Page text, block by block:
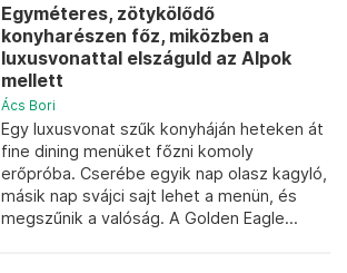
Egyméteres, zötykölődő
konyharészen főz, miközben a
luxusvonattal elszáguld az Alpok
mellett
Ács Bori
Egy luxusvonat szűk konyháján heteken át
fine dining menüket főzni komoly
erőpróba. Cserébe egyik nap olasz kagyló,
másik nap svájci sajt lehet a menün, és
megszűnik a valóság. A Golden Eagle...